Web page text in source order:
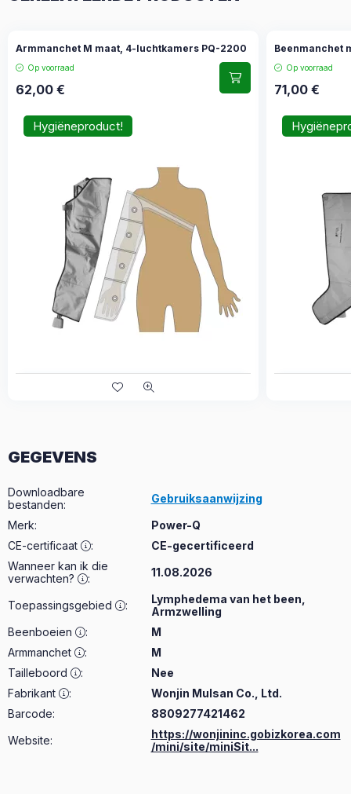
Armmanchet M maat, 4-luchtkamers PQ-2200
Op voorraad
62,00 €
Hygiëneproduct!
Beenmanchet
Op voorraad
71,00€
GEGEVENS
Downloadbare
bestanden:
Gebruiksaanwijzing
Merk:
Power-Q
CE-certificaat
:
CE-gecertificeerd
Wanneer kan ik die
verwachten?
: 11.08.2026
Toepassingsgebied :
Lymphedema van het been,
Armzwelling
Beenboeien
:
M
Armmanchet
:
M
Tailleboord
:
Nee
Fabrikant
:
Wonjin Mulsan Co., Ltd.
Barcode:
8809277421462
Website:
https://wonjininc.gobizkorea.com
/mini/site/miniSit...